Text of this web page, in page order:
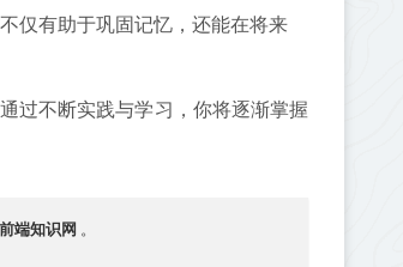
仅有助于巩固记忆，还能在将来
过不断实践与学习，你将逐渐掌握
端知识网 。